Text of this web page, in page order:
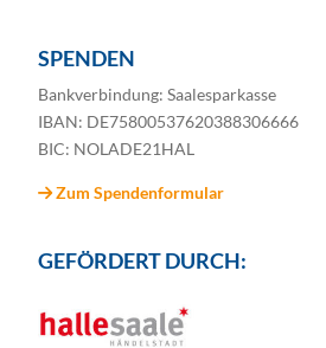
SPENDEN
Bankverbindung: Saalesparkasse
IBAN: DE75800537620388306666
BIC: NOLADE21HAL
Zum Spendenformular
GEFÖRDERT DURCH: